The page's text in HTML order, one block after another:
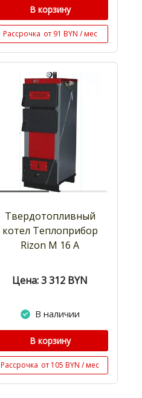
В корзину
Рассрочка от 91 BYN / мес
Твердотопливный
котел Теплоприбор
Rizon M 16 A
Цена: 3 312 BYN
В наличии
В корзину
Рассрочка от 105 BYN / мес